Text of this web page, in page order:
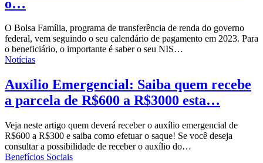
o…
O Bolsa Família, programa de transferência de renda do governo
federal, vem seguindo o seu calendário de pagamento em 2023. Para
o beneficiário, o importante é saber o seu NIS…
Notícias
Auxílio Emergencial: Saiba quem recebe
a parcela de R$600 a R$3000 esta…
Veja neste artigo quem deverá receber o auxílio emergencial de
R$600 a R$300 e saiba como efetuar o saque! Se você deseja
consultar a possibilidade de receber o auxílio do…
Benefícios Sociais